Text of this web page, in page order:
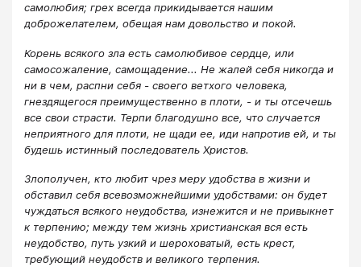
самолюбия; грех всегда прикидывается нашим
доброжелателем, обещая нам довольство и покой.
Корень всякого зла есть самолюбивое сердце, или
самосожаление, самощадение... Не жалей себя никогда и
ни в чем, распни себя - своего ветхого человека,
гнездящегося преимущественно в плоти, - и ты отсечешь
все свои страсти. Терпи благодушно все, что случается
неприятного для плоти, не щади ее, иди напротив ей, и ты
будешь истинный последователь Христов.
Злополучен, кто любит чрез меру удобства в жизни и
обставил себя всевозможнейшими удобствами: он будет
чуждаться всякого неудобства, изнежится и не привыкнет
к терпению; между тем жизнь христианская вся есть
неудобство, путь узкий и шероховатый, есть крест,
требующий неудобств и великого терпения.